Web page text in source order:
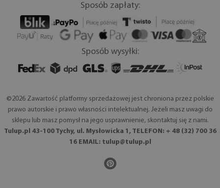
Sposób zapłaty:
Sposób wysyłki:
©2026 Zawartość platformy sprzedażowej jest chroniona przez polskie
prawo autorskie i prawo własności intelektualnej. Jeżeli masz uwagi do
sklepu lub masz pomysł na jego usprawnienie, skontaktuj się z nami.
Tulup.pl 43-100 Tychy, ul. Mysłowicka 1, TELEFON: + 48 (32) 700 36
16 EMAIL: tulup@tulup.pl